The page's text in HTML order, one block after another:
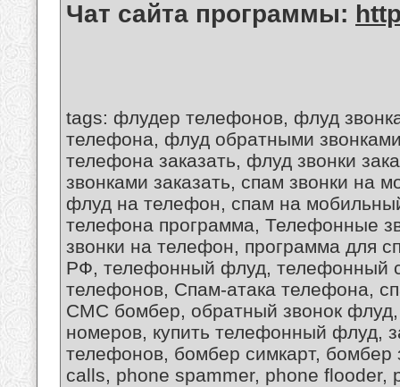
Чат сайта программы:
tags: флудер телефонов, флуд
телефона, флуд обратными
телефона заказать, флуд звонки
звонками заказать, спам звонки на
флуд на телефон, спам на
телефона программа, Телефонные
звонки на телефон, программа для
РФ, телефонный флуд, телефонный
телефонов, Спам-атака телефона,
СМС бомбер, обратный звонок
номеров, купить телефонный флуд,
телефонов, бомбер симкарт,
calls, phone spammer, phone flooder,